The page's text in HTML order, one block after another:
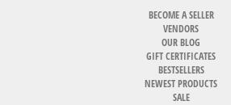
BECOME A SELLER
VENDORS
OUR BLOG
GIFT CERTIFICATES
BESTSELLERS
NEWEST PRODUCTS
SALE